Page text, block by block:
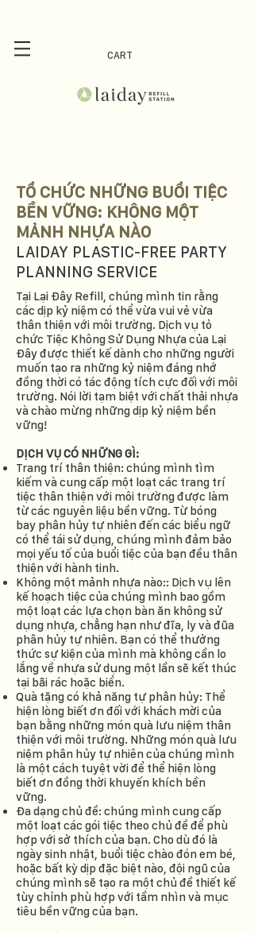
CART
TỔ CHỨC NHỮNG BUỔI TIỆC
BỀN VỮNG: KHÔNG MỘT
MẢNH NHỰA NÀO
LAIDAY PLASTIC-FREE PARTY
PLANNING SERVICE
Tại Lại Đây Refill, chúng mình tin rằng
các dịp kỷ niệm có thể vừa vui vẻ vừa
thân thiện với môi trường. Dịch vụ tỏ
chức Tiệc Không Sử Dụng Nhựa của Lại
Đây được thiết kế dành cho những người
muốn tạo ra những kỷ niệm đáng nhớ
đồng thời có tác động tích cực đối với môi
trường. Nói lời tạm biệt với chất thải nhựa
và chào mừng những dịp kỷ niệm bền
vững!
DỊCH VỤ CÓ NHỮNG GÌ:
Trang trí thân thiện: chúng mình tìm
kiếm và cung cấp một loạt các trang trí
tiệc thân thiện với môi trường được làm
từ các nguyên liệu bền vững. Từ bóng
bay phân hủy tự nhiên đến các biểu ngữ
có thể tái sử dụng, chúng mình đảm bảo
mọi yếu tố của buổi tiệc của bạn đều thân
thiện với hành tinh.
Không một mảnh nhựa nào:: Dịch vụ lên
kế hoạch tiệc của chúng mình bao gồm
một loạt các lựa chọn bàn ăn không sử
dụng nhựa, chẳng hạn như đĩa, ly và đũa
phân hủy tự nhiên. Bạn có thể thưởng
thức sự kiện của mình mà không cần lo
lắng về nhựa sử dụng một lần sẽ kết thúc
tại bãi rác hoặc biển.
Quà tặng có khả năng tự phân hủy: Thể
hiện lòng biết ơn đối với khách mời của
bạn bằng những món quà lưu niệm thân
thiện với môi trường. Những món quà lưu
niệm phân hủy tự nhiên của chúng mình
là một cách tuyệt vời để thể hiện lòng
biết ơn đồng thời khuyến khích bền
vững.
Đa dạng chủ đề: chúng mình cung cấp
một loạt các gói tiệc theo chủ đề để phù
hợp với sở thích của bạn. Cho dù đó là
ngày sinh nhật, buổi tiệc chào đón em bé,
hoặc bất kỳ dịp đặc biệt nào, đội ngũ của
chúng mình sẽ tạo ra một chủ đề thiết kế
tùy chỉnh phù hợp với tầm nhìn và mục
tiêu bền vững của bạn.